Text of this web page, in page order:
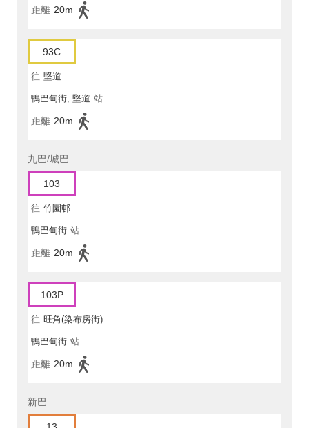
距離 20m
93C
往 堅道
鴨巴甸街, 堅道 站
距離 20m
九巴/城巴
103
往 竹園邨
鴨巴甸街 站
距離 20m
103P
往 旺角(染布房街)
鴨巴甸街 站
距離 20m
新巴